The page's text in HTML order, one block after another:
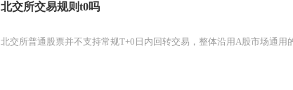
北交所交易规则t0吗
北交所普通股票并不支持常规T+0日内回转交易，整体沿用A股市场通用